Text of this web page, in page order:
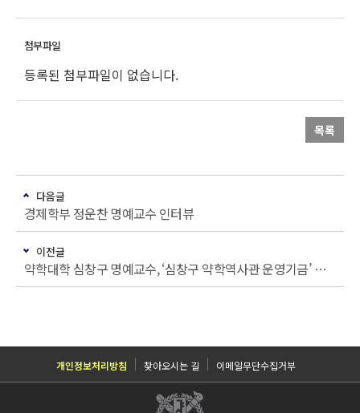
등록된 첨부파일이 없습니다.
목록
다음글
경제학부 정운찬 명예교수 인터뷰
이전글
약학대학 심창구 명예교수, ‘심창구 약학역사관 운영기금’ 쾌척
개인정보처리방침 찾아오시는 길 이메일무단수집거부